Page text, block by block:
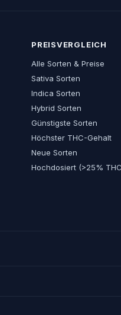
PREISVERGLEICH
Alle Sorten & Preise
Sativa Sorten
Indica Sorten
Hybrid Sorten
Günstigste Sorten
Höchster THC-Gehalt
Neue Sorten
Hochdosiert (>25%